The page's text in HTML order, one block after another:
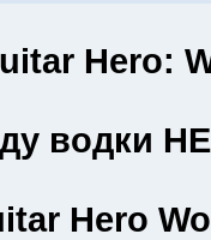
Hero:
водки
Hero